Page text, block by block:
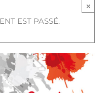
EST PASSÉ.
×